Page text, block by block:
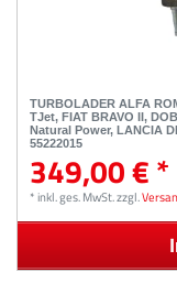
TURBOLADER ALFA
TJet, FIAT BRAVO II,
Natural Power, LANCIA
55222015
349,00 € *
*inkl. ges. MwSt.zzgl.